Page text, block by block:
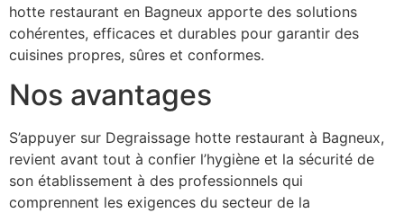
hotte restaurant en Bagneux apporte des solutions
cohérentes, efficaces et durables pour garantir des
cuisines propres, sûres et conformes.
Nos avantages
S’appuyer sur Degraissage hotte restaurant à Bagneux,
revient avant tout à confier l’hygiène et la sécurité de
son établissement à des professionnels qui
comprennent les exigences du secteur de la